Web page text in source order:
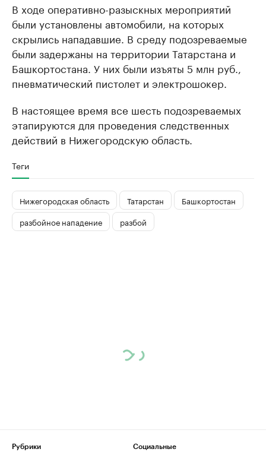
В ходе оперативно-разыскных мероприятий
были установлены автомобили, на которых
скрылись нападавшие. В среду подозреваемые
были задержаны на территории Татарстана и
Башкортостана. У них были изъяты 5 млн руб.,
пневматический пистолет и электрошокер.
В настоящее время все шесть подозреваемых
этапируются для проведения следственных
действий в Нижегородскую область.
Теги
Нижегородская область Татарстан
Башкортостан
разбойное нападение
разбой
Рубрики
Социальные